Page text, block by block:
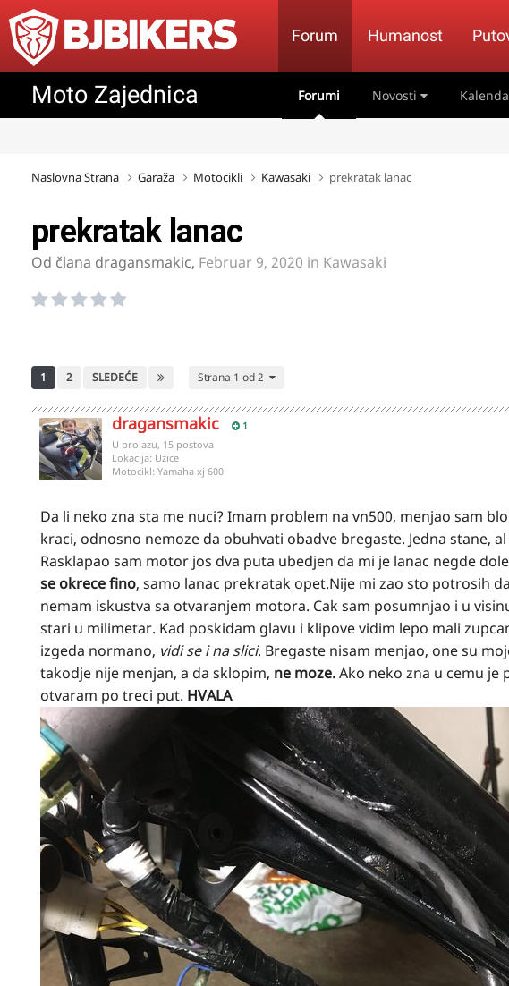
Forum Humanost
Moto Zajednica Forumi Novosti
Naslovna Strana Garaža Motocikli Kawasaki prekratak lanac
prekratak lanac
Od člana dragansmakic, Februar 9, 2020 in Kawasaki
1 2 SLEDEĆE Strana 1 od 2
dragansmakic 1
U prolazu, 15 postova
Lokacija: Uzice
Motocikl: Yamaha xj 600
Da li neko zna sta me nuci? Imam problem na vn500, menjao sam
kraci, odnosno nemoze da obuhvati obadve bregaste. Jedna stane,
Rasklapao sam motor jos dva puta ubedjen da mi je lanac negde
se okrece fino, samo lanac prekratak opet.Nije mi zao sto potrosih
nemam iskustva sa otvaranjem motora. Cak sam posumnjao i u
stari u milimetar. Kad poskidam glavu i klipove vidim lepo mali
izgeda normano, vidi se i na slici. Bregaste nisam menjao, one su
takodje nije menjan, a da sklopim, ne moze.Ako neko zna u cemu je
otvaram po treci put. HVALA